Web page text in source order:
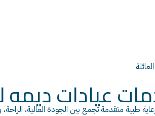
عيادات ديمه
طبية متقدمة تجمع بين الجودة العالية، الراحة،